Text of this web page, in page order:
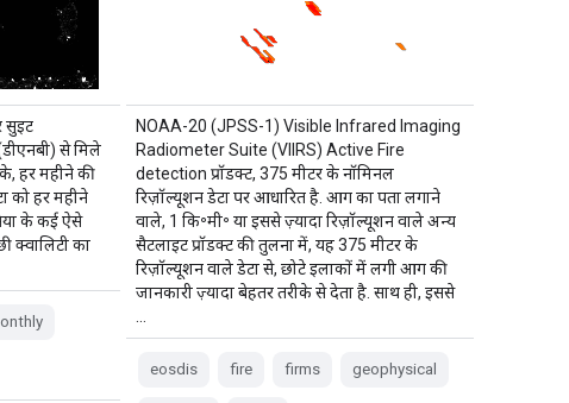
सुइट
से मिले
हर महीने की
को हर महीने
के कई ऐसे
क्वालिटी का
NOAA-20 (JPSS-1) Visible Infrared Imaging
Radiometer Suite (VIIRS) Active Fire
detection प्रॉडक्ट, 375 मीटर के नॉमिनल
रिज़ॉल्यूशन डेटा पर आधारित है. आग का पता लगाने
वाले, 1 कि॰मी॰ या इससे ज़्यादा रिज़ॉल्यूशन वाले अन्य
सैटलाइट प्रॉडक्ट की तुलना में, यह 375 मीटर के
रिज़ॉल्यूशन वाले डेटा से, छोटे इलाकों में लगी आग की
जानकारी ज़्यादा बेहतर तरीके से देता है. साथ ही, इससे
eosdis fire firms geophysical